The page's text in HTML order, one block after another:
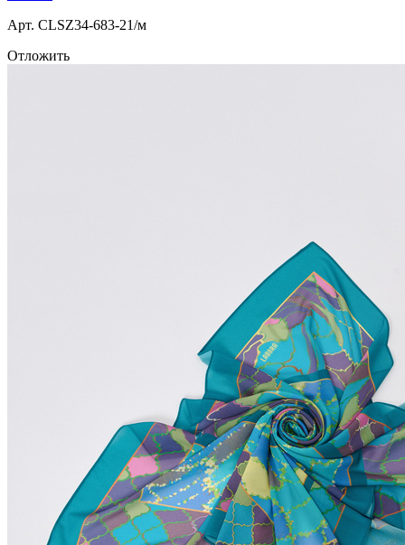
Арт. СLSZ34-683-21/м
Отложить